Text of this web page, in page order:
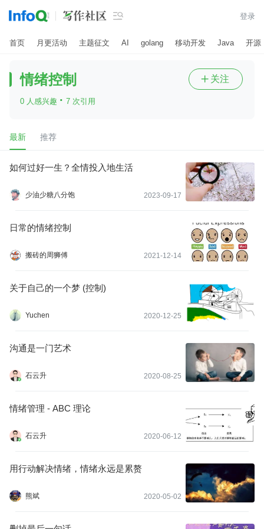
 登录
首页 月更活动 主题征文 AI golang 移动开发 Java 开源
情绪控制
0 人感兴趣 · 7 次引用
 关注
最新 推荐
如何过好一生？全情投入地生活
少油少糖八分饱 2023-09-17
日常的情绪控制
搬砖的周狮傅 2021-12-14
关于自己的一个梦 (控制)
Yuchen 2020-12-25
沟通是一门艺术
石云升 2020-08-25
情绪管理 - ABC 理论
石云升 2020-06-12
用行动解决情绪，情绪永远是累赘
熊斌 2020-05-02